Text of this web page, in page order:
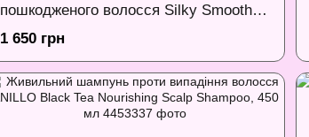
пошкодженого волосся Silky Smooth
Shampoo Xiaomoxuan 300 мл
1 650 грн